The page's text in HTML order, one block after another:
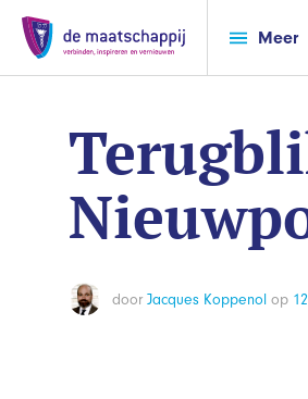
Meer
door Jacques Koppenol op